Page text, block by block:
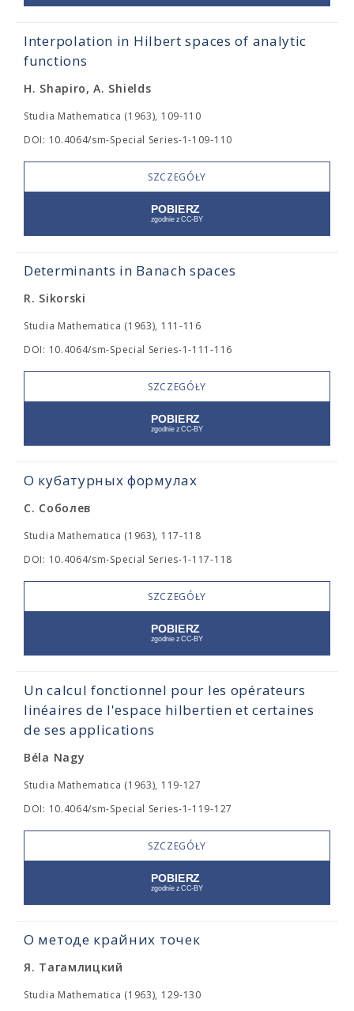
Interpolation in Hilbert spaces of analytic
functions
H. Shapiro, A. Shields
Studia Mathematica (1963), 109-110
DOI: 10.4064/sm-Special Series-1-109-110
SZCZEGÓŁY
Determinants in Banach spaces
R. Sikorski
Studia Mathematica (1963), 111-116
DOI: 10.4064/sm-Special Series-1-111-116
SZCZEGÓŁY
О кубатурных формулах
С. Соболев
Studia Mathematica (1963), 117-118
DOI: 10.4064/sm-Special Series-1-117-118
SZCZEGÓŁY
Un calcul fonctionnel pour les opérateurs
linéaires de l'espace hilbertien et certaines
de ses applications
Béla Nagy
Studia Mathematica (1963), 119-127
DOI: 10.4064/sm-Special Series-1-119-127
SZCZEGÓŁY
О методе крайних точек
Я. Тагамлицкий
Studia Mathematica (1963), 129-130